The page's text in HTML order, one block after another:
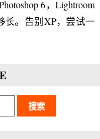
6，Lightroom
长。告别XP，尝试一